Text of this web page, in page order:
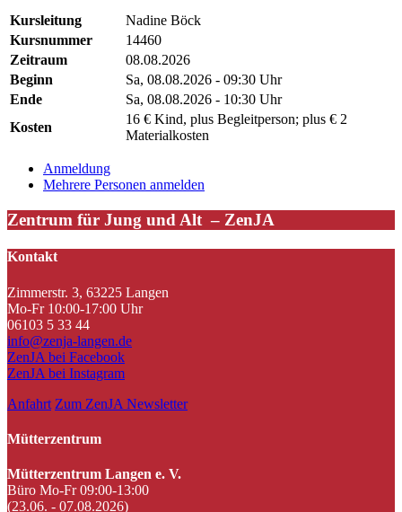
Kursleitung
Nadine Böck
Kursnummer
14460
Zeitraum
08.08.2026
Beginn
Sa, 08.08.2026 - 09:30 Uhr
Ende
Sa, 08.08.2026 - 10:30 Uhr
Kosten
16 € Kind, plus Begleitperson; plus € 2
Materialkosten
Anmeldung
Mehrere Personen anmelden
Zentrum für Jung und Alt – ZenJA
Kontakt
Zimmerstr. 3, 63225 Langen
Mo-Fr 10:00-17:00 Uhr
06103 5 33 44
info@zenja-langen.de
ZenJA bei Facebook
ZenJA bei Instagram
Anfahrt Zum ZenJA Newsletter
Mütterzentrum
Mütterzentrum Langen e. V.
Büro Mo-Fr 09:00-13:00
(23.06. - 07.08.2026)